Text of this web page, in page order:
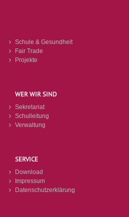
Schule & Gesundheit
Fair Trade
Projekte
WER WIR SIND
Sekretariat
Schulleitung
Verwaltung
SERVICE
Download
Impressum
Datenschutzerklärung